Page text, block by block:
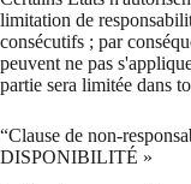
limitation de
consécutifs ; par
peuvent ne pas
partie sera limitée dans
“Clause de non-
DISPONIBILITÉ »